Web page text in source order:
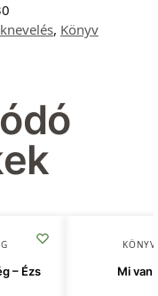
, Könyv
– Ézs
KÖNYV
Mi van